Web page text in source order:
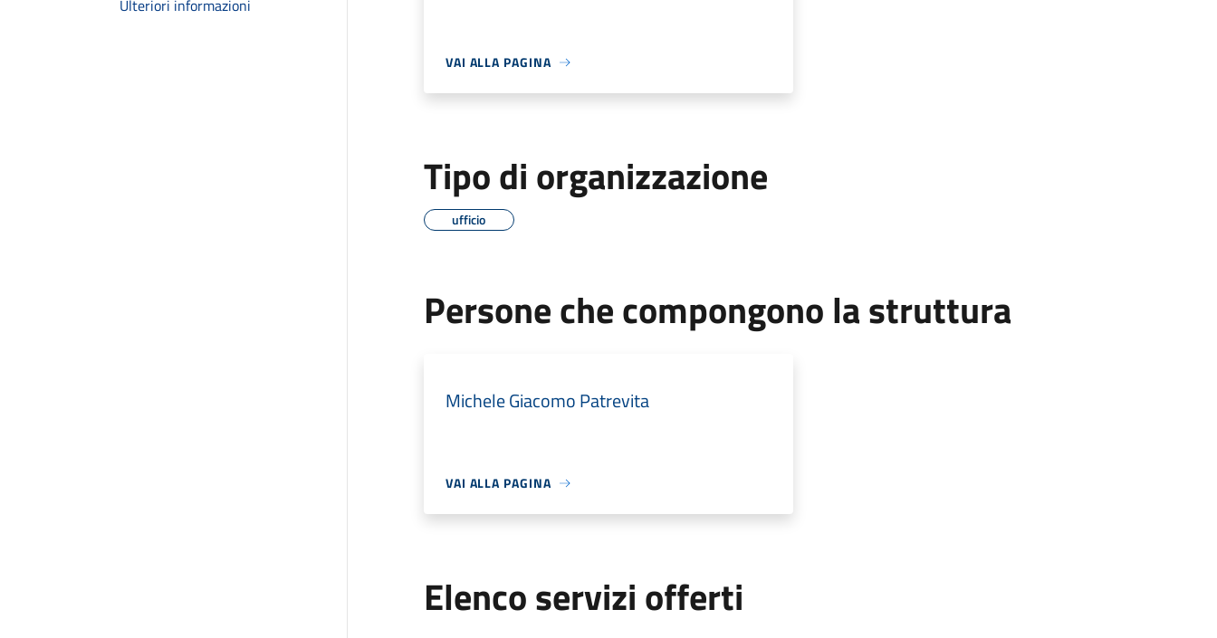
Ulteriori informazioni
VAI ALLA PAGINA
Tipo di organizzazione
ufficio
Persone che compongono la struttura
Michele Giacomo Patrevita
VAI ALLA PAGINA
Elenco servizi offerti